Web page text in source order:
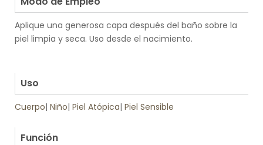
Aplique una generosa capa después del baño sobre la
piel limpia y seca. Uso desde el nacimiento.
Uso
Cuerpo| Niño| Piel Atópica| Piel Sensible
Función